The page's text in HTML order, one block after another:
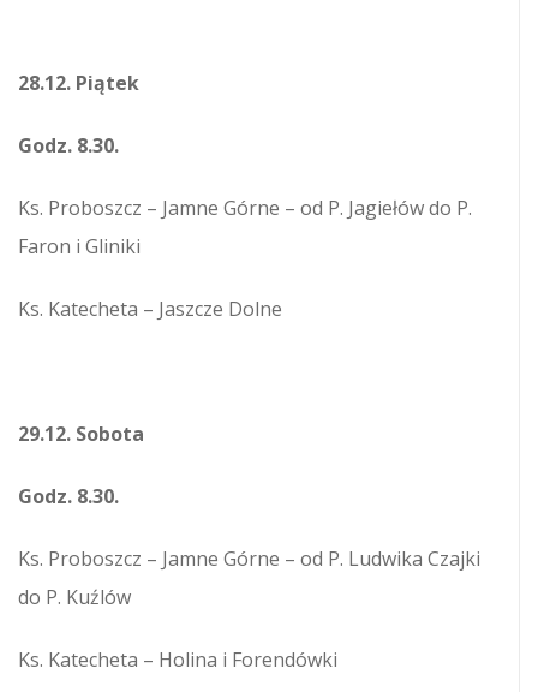
28.12. Piątek
Godz. 8.30.
Ks. Proboszcz – Jamne Górne – od P. Jagiełów do P.
Faron i Gliniki
Ks. Katecheta – Jaszcze Dolne
29.12. Sobota
Godz. 8.30.
Ks. Proboszcz – Jamne Górne – od P. Ludwika Czajki
do P. Kuźlów
Ks. Katecheta – Holina i Forendówki